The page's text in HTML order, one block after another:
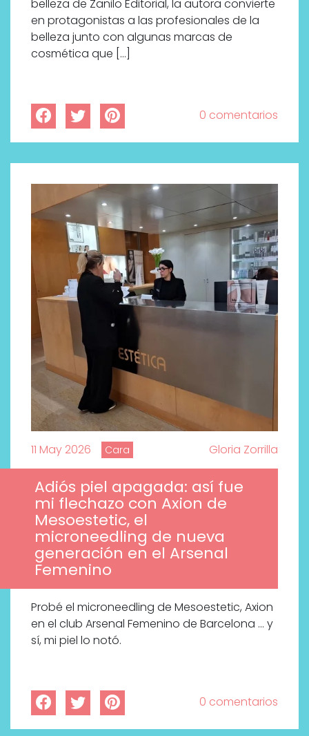
belleza de Zanilo Editorial, la autora convierte
en protagonistas a las profesionales de la
belleza junto con algunas marcas de
cosmética que […]
0 comentarios
11 May 2026 Cara Gloria Zorrilla
Adiós piel apagada: así fue
mi flechazo con Axion de
Mesoestetic, el
microneedling de nueva
generación en el Arsenal
Femenino
Probé el microneedling de Mesoestetic, Axion
en el club Arsenal Femenino de Barcelona … y
sí, mi piel lo notó.
0 comentarios